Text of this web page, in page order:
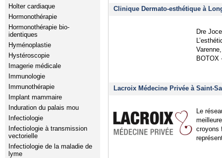
Holter cardiaque
Hormonothérapie
Hormonothérapie bio-
identiques
Hyménoplastie
Hystéroscopie
Imagerie médicale
Immunologie
Immunothérapie
Implant mammaire
Induration du palais mou
Infectiologie
Infectiologie à transmission
vectorielle
Infectiologie de la maladie de
lyme
Clinique Dermato-esthétique à
Dre
BOTOX
Lacroix Médecine Privée à Saint-
Le
croyons